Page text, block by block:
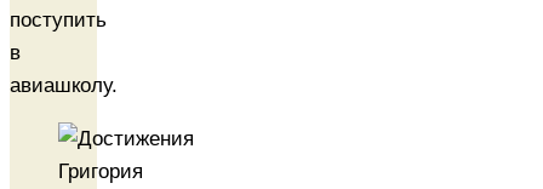
поступить
в
авиашколу.